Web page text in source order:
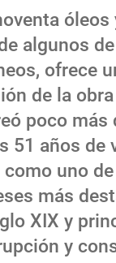
óleos
algunos
ofrece
de la
poco más
51 años de
uno
más
XIX y
y